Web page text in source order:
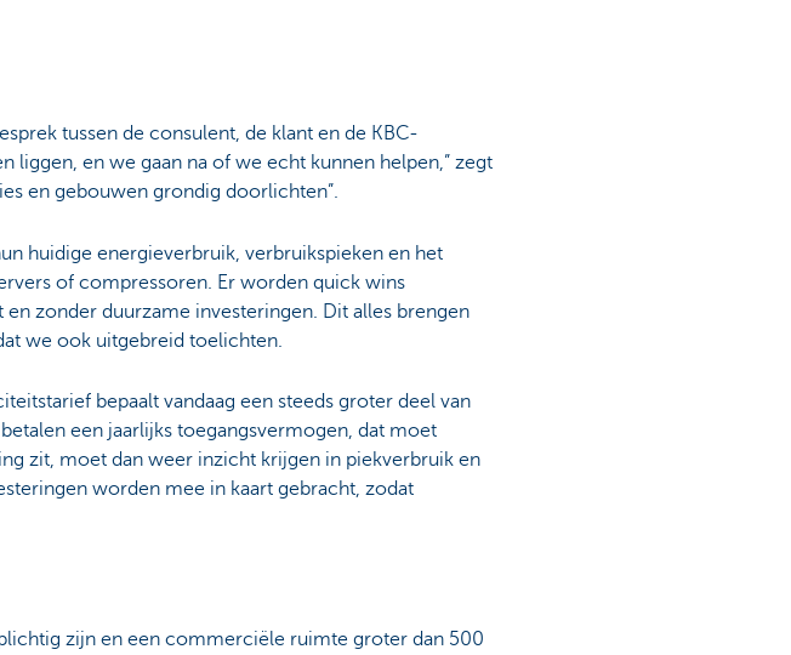
tussen de consulent, de klant en de KBC-
liggen, en we gaan na of we echt kunnen helpen,” zegt
en gebouwen grondig doorlichten”.
huidige energieverbruik, verbruikspieken en het
of compressoren. Er worden quick wins
zonder duurzame investeringen. Dit alles brengen
we ook uitgebreid toelichten.
bepaalt vandaag een steeds groter deel van
een jaarlijks toegangsvermogen, dat moet
zit, moet dan weer inzicht krijgen in piekverbruik en
worden mee in kaart gebracht, zodat
zijn en een commerciële ruimte groter dan 500